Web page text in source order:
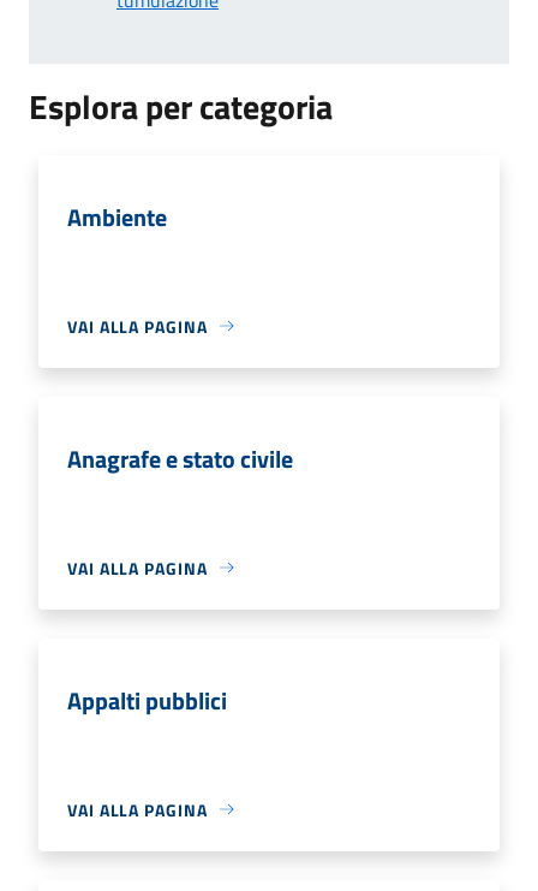
Esplora per categoria
Ambiente
VAI ALLA PAGINA
Anagrafe e stato civile
VAI ALLA PAGINA
Appalti pubblici
VAI ALLA PAGINA